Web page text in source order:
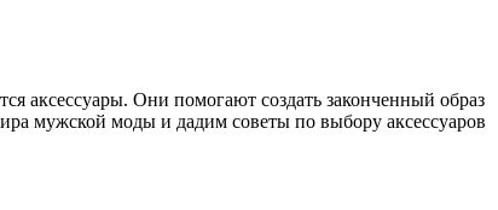
аксессуары. Они помогают создать законченный образ
мужской моды и дадим советы по выбору аксессуаров